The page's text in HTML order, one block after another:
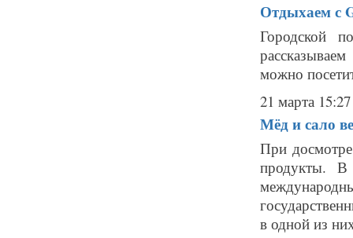
Отдыхаем с
Городской
можно
21 марта 15:27
Мёд и сало
При
продукты. В
в одной из